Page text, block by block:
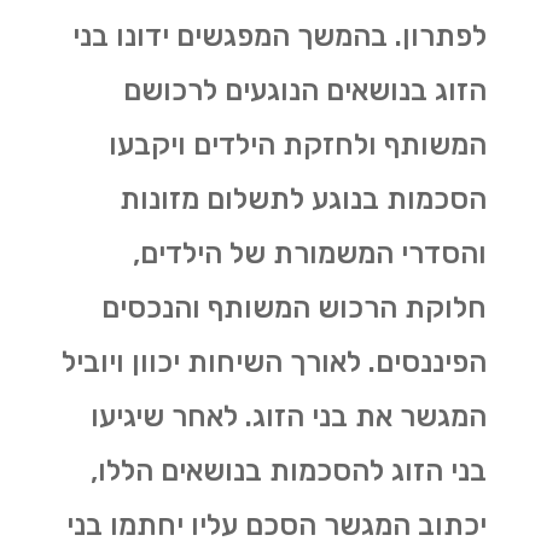
לפתרון. בהמשך המפגשים ידונו בני
הזוג בנושאים הנוגעים לרכושם
המשותף ולחזקת הילדים ויקבעו
הסכמות בנוגע לתשלום מזונות
והסדרי המשמורת של הילדים,
חלוקת הרכוש המשותף והנכסים
הפיננסים. לאורך השיחות יכוון ויוביל
המגשר את בני הזוג. לאחר שיגיעו
בני הזוג להסכמות בנושאים הללו,
יכתוב המגשר הסכם עליו יחתמו בני